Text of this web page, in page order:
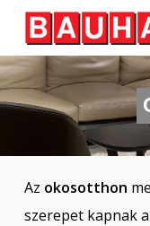
Skip
main
content
Az okosotthon
szerepet kapnak